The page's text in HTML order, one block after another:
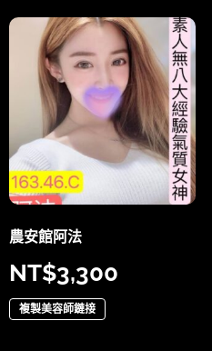
農安館阿法
NT$3,300
複製美容師鏈接